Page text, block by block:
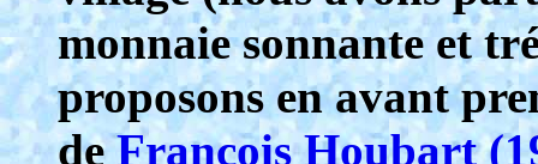
monnaie sonnante et
proposons en avant
deFrançois Houbart